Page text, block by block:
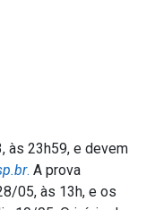
às 23h59, e devem
. A prova
05, às 13h, e os